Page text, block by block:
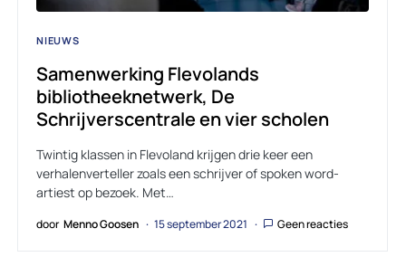
NIEUWS
Samenwerking Flevolands
bibliotheeknetwerk, De
Schrijverscentrale en vier scholen
Twintig klassen in Flevoland krijgen drie keer een
verhalenverteller zoals een schrijver of spoken word-
artiest op bezoek. Met…
door Menno Goosen 15 september 2021 Geen reacties